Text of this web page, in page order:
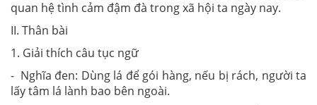
quan hệ tình cảm đậm đà trong xã hội ta ngày nay.
II. Thân bài
1. Giải thích câu tục ngữ
- Nghĩa đen: Dùng lá để gói hàng, nếu bị rách, người ta
lấy tâm lá lành bao bên ngoài.